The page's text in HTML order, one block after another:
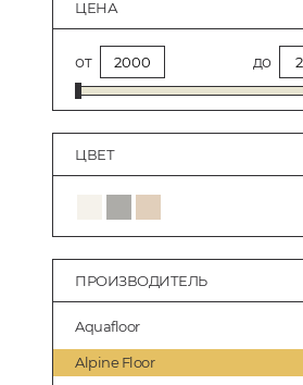
ЦЕНА
от до
ЦВЕТ
ПРОИЗВОДИТЕЛЬ
Aquafloor
Alpine Floor